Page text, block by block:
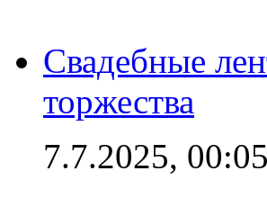
Свадебные
торжества
7.7.2025, 00:05